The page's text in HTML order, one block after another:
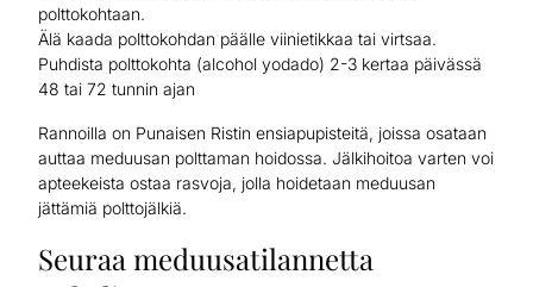
polttokohtaan.
Älä kaada polttokohdan päälle viinietikkaa tai virtsaa.
Puhdista polttokohta (alcohol yodado) 2-3 kertaa päivässä
48 tai 72 tunnin ajan
Rannoilla on Punaisen Ristin ensiapupisteitä, joissa osataan
auttaa meduusan polttaman hoidossa. Jälkihoitoa varten voi
apteekeista ostaa rasvoja, jolla hoidetaan meduusan
jättämiä polttojälkiä.
Seuraa meduusatilannetta